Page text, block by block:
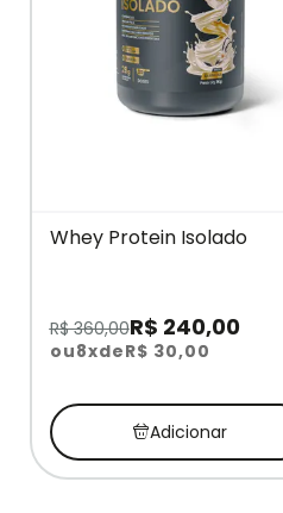
Whey Protein Isolado
R$ 360,00R$ 240,00
ou8xdeR$ 30,00
Adicionar